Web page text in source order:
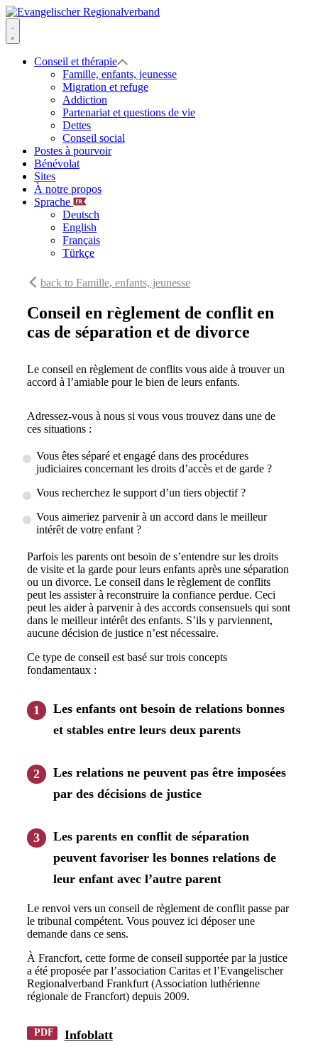
Skip
to
content
Evangelischer
Regionalverband
Menu
Conseil et thérapie
Famille, enfants, jeunesse
Migration et refuge
Addiction
Partenariat et questions de vie
Dettes
Conseil social
Postes à pourvoir
Bénévolat
Sites
À notre propos
Sprache
Deutsch
English
Français
Türkçe
back to Famille, enfants, jeunesse
Conseil en règlement de conflit en
cas de séparation et de divorce
Le conseil en règlement de conflits vous aide à trouver un
accord à l’amiable pour le bien de leurs enfants.
Adressez-vous à nous si vous vous trouvez dans une de
ces situations :
Vous êtes séparé et engagé dans des procédures
judiciaires concernant les droits d’accès et de garde ?
Vous recherchez le support d’un tiers objectif ?
Vous aimeriez parvenir à un accord dans le meilleur
intérêt de votre enfant ?
Parfois les parents ont besoin de s’entendre sur les droits
de visite et la garde pour leurs enfants après une séparation
ou un divorce. Le conseil dans le règlement de conflits
peut les assister à reconstruire la confiance perdue. Ceci
peut les aider à parvenir à des accords consensuels qui sont
dans le meilleur intérêt des enfants. S’ils y parviennent,
aucune décision de justice n’est nécessaire.
Ce type de conseil est basé sur trois concepts
fondamentaux :
Les enfants ont besoin de relations bonnes
et stables entre leurs deux parents
Les relations ne peuvent pas être imposées
par des décisions de justice
Les parents en conflit de séparation
peuvent favoriser les bonnes relations de
leur enfant avec l’autre parent
Le renvoi vers un conseil de règlement de conflit passe par
le tribunal compétent. Vous pouvez ici déposer une
demande dans ce sens.
À Francfort, cette forme de conseil supportée par la justice
a été proposée par l’association Caritas et l’Evangelischer
Regionalverband Frankfurt (Association luthérienne
régionale de Francfort) depuis 2009.
PDF Infoblatt